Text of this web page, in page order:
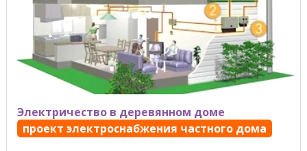
Электричество в деревянном доме
проект электроснабжения частного дома